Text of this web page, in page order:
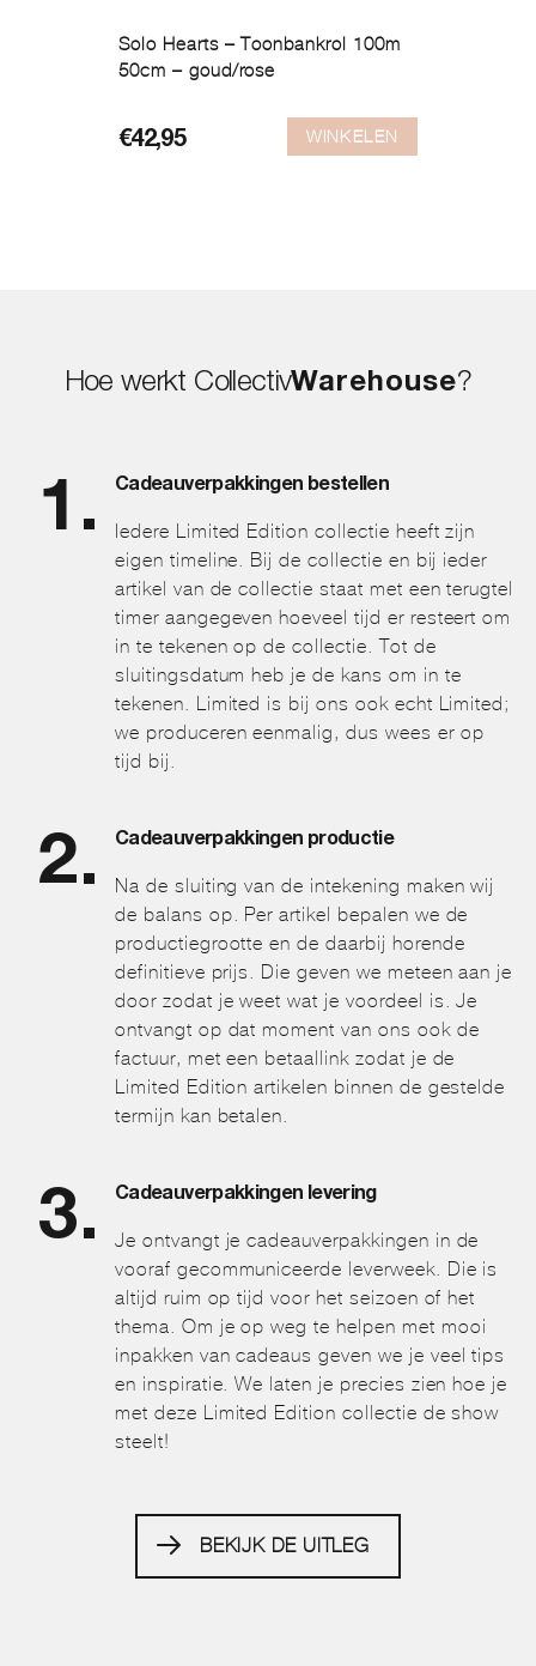
Solo Hearts – Toonbankrol 100m
50cm – goud/rose
€42,95 WINKELEN
Hoe werkt CollectivWarehouse?
Cadeauverpakkingen bestellen
Iedere Limited Edition collectie heeft zijn
eigen timeline. Bij de collectie en bij ieder
artikel van de collectie staat met een terugtel
timer aangegeven hoeveel tijd er resteert om
in te tekenen op de collectie. Tot de
sluitingsdatum heb je de kans om in te
tekenen. Limited is bij ons ook echt Limited;
we produceren eenmalig, dus wees er op
tijd bij.
Cadeauverpakkingen productie
Na de sluiting van de intekening maken wij
de balans op. Per artikel bepalen we de
productiegrootte en de daarbij horende
definitieve prijs. Die geven we meteen aan je
door zodat je weet wat je voordeel is. Je
ontvangt op dat moment van ons ook de
factuur, met een betaallink zodat je de
Limited Edition artikelen binnen de gestelde
termijn kan betalen.
Cadeauverpakkingen levering
Je ontvangt je cadeauverpakkingen in de
vooraf gecommuniceerde leverweek. Die is
altijd ruim op tijd voor het seizoen of het
thema. Om je op weg te helpen met mooi
inpakken van cadeaus geven we je veel tips
en inspiratie. We laten je precies zien hoe je
met deze Limited Edition collectie de show
steelt!
BEKIJK DE UITLEG